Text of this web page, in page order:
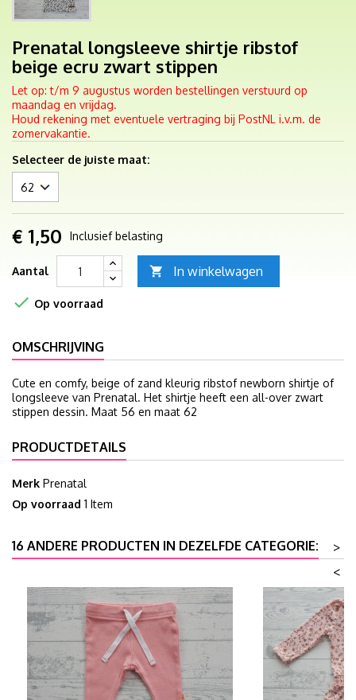
Prenatal longsleeve shirtje ribstof
beige ecru zwart stippen
Let op: t/m 9 augustus worden bestellingen verstuurd op
maandag en vrijdag.
Houd rekening met eventuele vertraging bij PostNL i.v.m. de
zomervakantie.
Selecteer de juiste maat:
€ 1,50 Inclusief belasting
Aantal  In winkelwagen
 Op voorraad
OMSCHRIJVING
Cute en comfy, beige of zand kleurig ribstof newborn shirtje of
longsleeve van Prenatal. Het shirtje heeft een all-over zwart
stippen dessin. Maat 56 en maat 62
PRODUCTDETAILS
Merk Prenatal
Op voorraad 1 Item
16 ANDERE PRODUCTEN IN DEZELFDE CATEGORIE:
>
<